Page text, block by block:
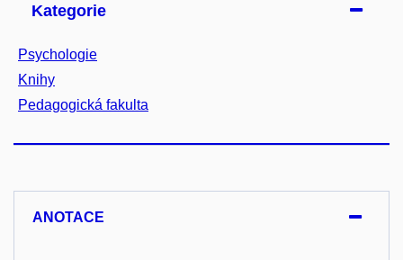
Kategorie
Psychologie
Knihy
Pedagogická fakulta
ANOTACE